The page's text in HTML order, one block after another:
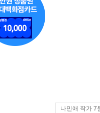
나민애 작가 7